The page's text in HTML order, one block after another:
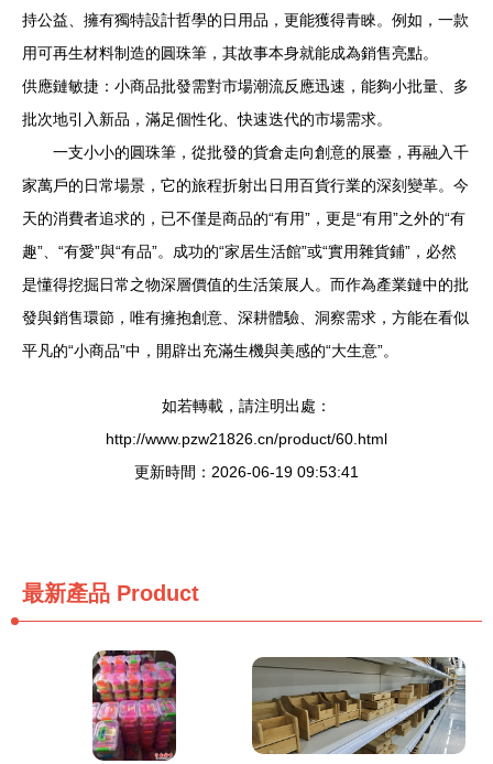
持公益、擁有獨特設計哲學的日用品，更能獲得青睞。例如，一款
用可再生材料制造的圓珠筆，其故事本身就能成為銷售亮點。
供應鏈敏捷：小商品批發需對市場潮流反應迅速，能夠小批量、多
批次地引入新品，滿足個性化、快速迭代的市場需求。
一支小小的圓珠筆，從批發的貨倉走向創意的展臺，再融入千
家萬戶的日常場景，它的旅程折射出日用百貨行業的深刻變革。今
天的消費者追求的，已不僅是商品的“有用”，更是“有用”之外的“有
趣”、“有愛”與“有品”。成功的“家居生活館”或“實用雜貨鋪”，必然
是懂得挖掘日常之物深層價值的生活策展人。而作為產業鏈中的批
發與銷售環節，唯有擁抱創意、深耕體驗、洞察需求，方能在看似
平凡的“小商品”中，開辟出充滿生機與美感的“大生意”。
如若轉載，請注明出處：
http://www.pzw21826.cn/product/60.html
更新時間：2026-06-19 09:53:41
最新產品 Product